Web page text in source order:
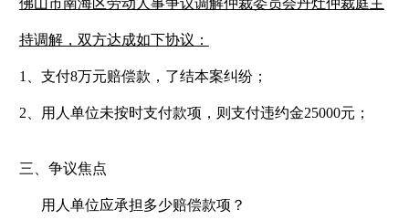
佛山市南海区劳动人事争议调解仲裁委员会丹灶仲裁庭主
持调解， 双方达成如下协议：
1、支付8万元赔偿款，了结本案纠纷；
2、用人单位未按时支付款项，则支付违约金25000元；
三、 争议焦点
用人单位应承担多少赔偿款项？